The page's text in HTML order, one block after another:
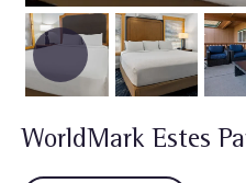
WorldMark Estes